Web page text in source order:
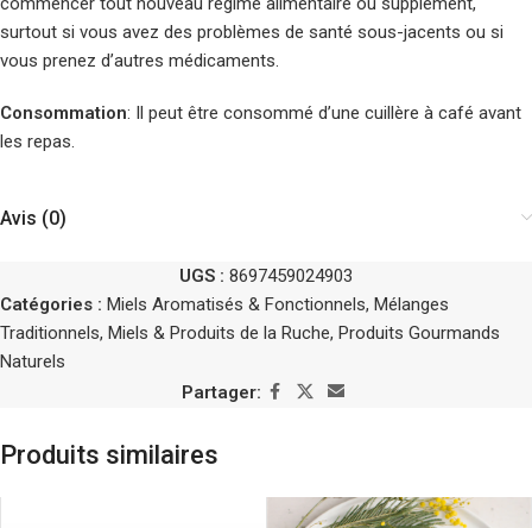
surtout si vous avez des problèmes de santé sous-jacents ou si
vous prenez d’autres médicaments.
Consommation: Il peut être consommé d’une cuillère à café avant
les repas.
Avis (0)
UGS : 8697459024903
Catégories : Miels Aromatisés & Fonctionnels, Mélanges
Traditionnels, Miels & Produits de la Ruche, Produits Gourmands
Naturels
Partager:
Produits similaires